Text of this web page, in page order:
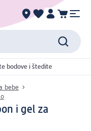
bodove i štedite
bebe
i gel za